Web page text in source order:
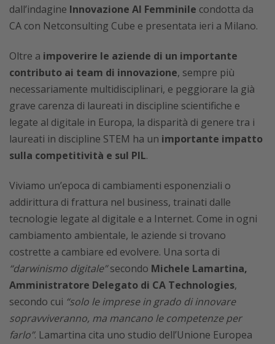
dall’indagine Innovazione Al Femminile condotta da
CA con Netconsulting Cube e presentata ieri a Milano.
Oltre a impoverire le aziende di un importante
contributo ai team di innovazione, sempre più
necessariamente multidisciplinari, e peggiorare la già
grave carenza di laureati in discipline scientifiche e
legate al digitale in Europa, la disparità di genere tra i
laureati in discipline STEM ha un importante impatto
sulla competitività e sul PIL.
Viviamo un’epoca di cambiamenti esponenziali o
addirittura di frattura nel business, trainati dalle
tecnologie legate al digitale e a Internet. Come in ogni
cambiamento ambientale, le aziende si trovano
costrette a cambiare ed evolvere. Una sorta di
“darwinismo digitale”secondo Michele Lamartina,
Amministratore Delegato di CA Technologies,
secondo cui “solo le imprese in grado di innovare
sopravviveranno, ma mancano le competenze per
farlo”. Lamartina cita uno studio dell’Unione Europea